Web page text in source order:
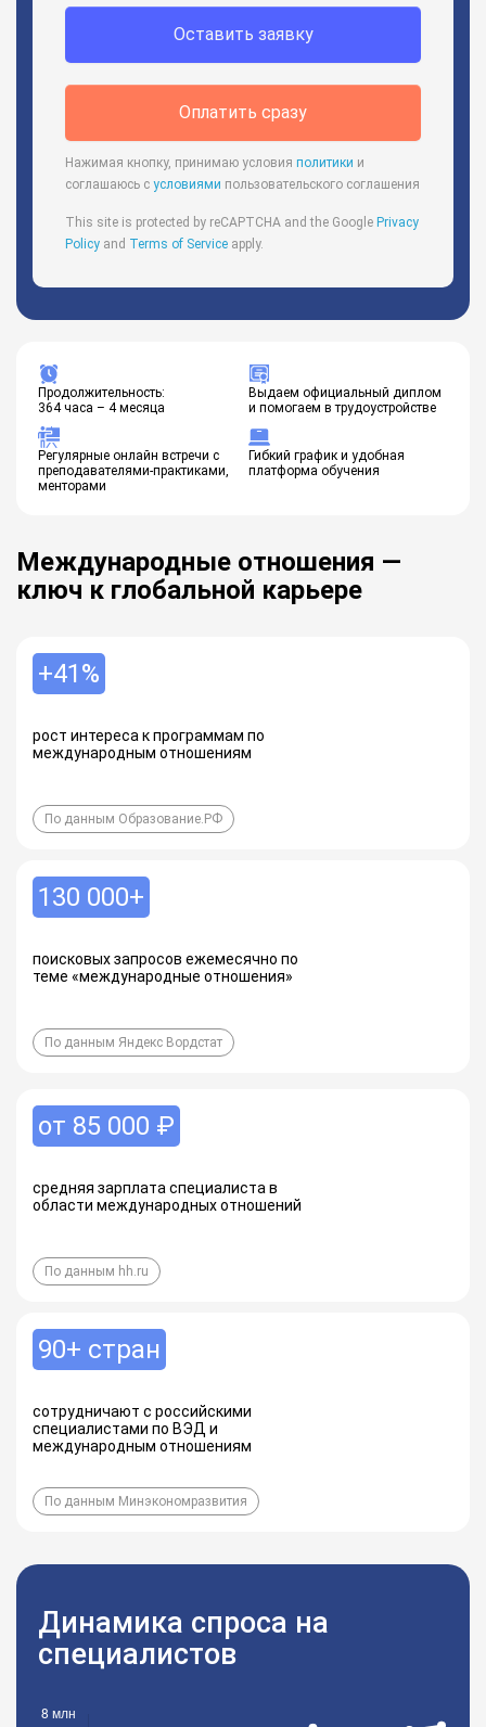
Оставить заявку
Оплатить сразу
Нажимая кнопку, принимаю условия политики и
соглашаюсь с условиями пользовательского соглашения
This site is protected by reCAPTCHA and the Google Privacy
Policy and Terms of Service apply.
Продолжительность:
364 часа – 4 месяца
Выдаем официальный диплом
и помогаем в трудоустройстве
Регулярные онлайн встречи с
преподавателями-практиками,
менторами
Гибкий график и удобная
платформа обучения
Международные отношения —
ключ к глобальной карьере
+41%
рост интереса к программам по
международным отношениям
По данным Образование.РФ
130 000+
поисковых запросов ежемесячно по
теме «международные отношения»
По данным Яндекс Вордстат
от 85 000 ₽
средняя зарплата специалиста в
области международных отношений
По данным hh.ru
90+ стран
сотрудничают с российскими
специалистами по ВЭД и
международным отношениям
По данным Минэкономразвития
Динамика спроса на
специалистов